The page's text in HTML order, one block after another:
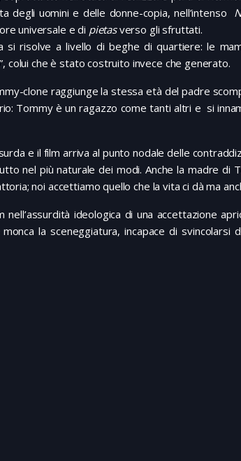
degli uomini e delle donne-copia, nell’intenso
universale e di pietasverso gli sfruttati.
risolve a livello di beghe di quartiere: le
colui che è stato costruito invece che generato.
clone raggiunge la stessa età del padre
Tommy è un ragazzo come tanti altri e si
e il film arriva al punto nodale delle
nel più naturale dei modi. Anche la madre di
noi accettiamo quello che la vita ci dà ma
ideologica di una accettazione
la sceneggiatura, incapace di svincolarsi